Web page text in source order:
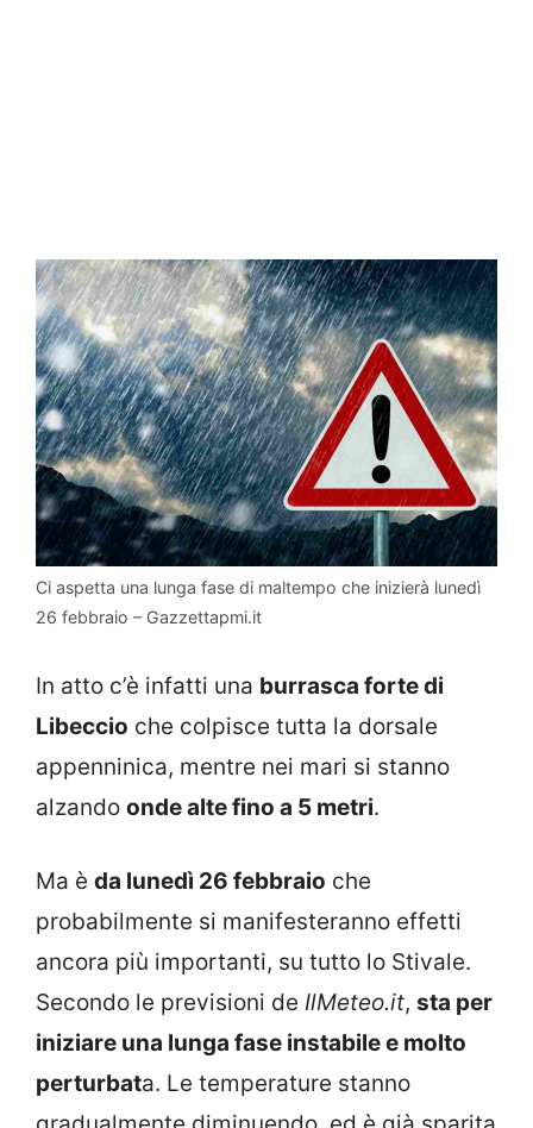
Ci aspetta una lunga fase di maltempo che inizierà lunedì
26 febbraio – Gazzettapmi.it
In atto c’è infatti una burrasca forte di
Libeccio che colpisce tutta la dorsale
appenninica, mentre nei mari si stanno
alzando onde alte fino a 5 metri.
Ma è da lunedì 26 febbraio che
probabilmente si manifesteranno effetti
ancora più importanti, su tutto lo Stivale.
Secondo le previsioni de IlMeteo.it, sta per
iniziare una lunga fase instabile e molto
perturbata. Le temperature stanno